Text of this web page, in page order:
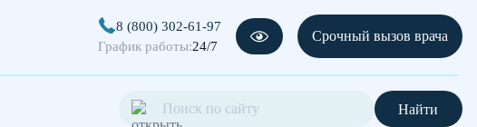
8 (800) 302-61-97
График работы:24/7
Срочный вызов врача
Найти